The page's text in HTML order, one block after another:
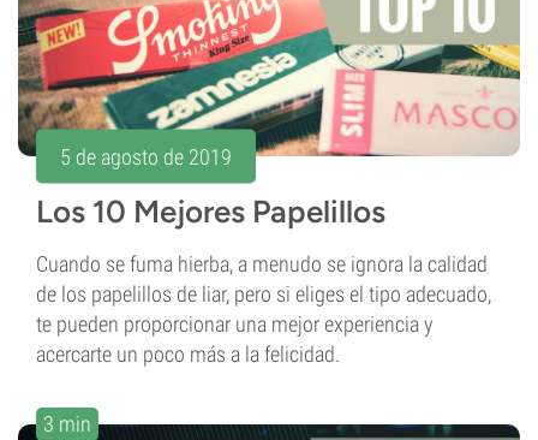
5 de agosto de 2019
Los 10 Mejores Papelillos
Cuando se fuma hierba, a menudo se ignora la calidad
de los papelillos de liar, pero si eliges el tipo adecuado,
te pueden proporcionar una mejor experiencia y
acercarte un poco más a la felicidad.
3 min